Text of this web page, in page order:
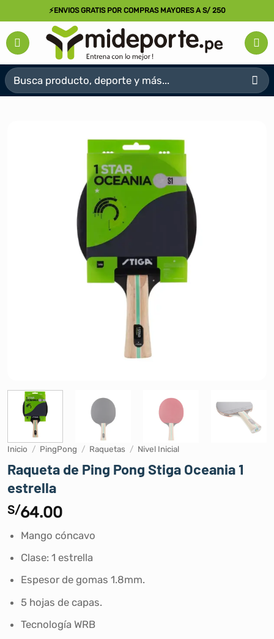
al
contenido
⚡ENVIOS GRATIS POR COMPRAS MAYORES A S/ 250
Buscar
por:
Inicio / PingPong / Raquetas / Nivel Inicial
Raqueta de Ping Pong Stiga Oceania 1
estrella
S/64.00
Mango cóncavo
Clase: 1 estrella
Espesor de gomas 1.8mm.
5 hojas de capas.
Tecnología WRB